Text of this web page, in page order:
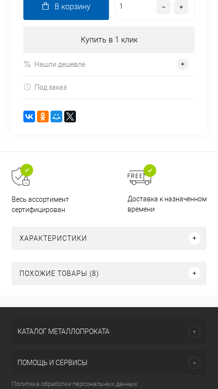
В корзину
Купить в 1 клик
Нашли дешевле
Под заказ
Весь ассортимент
сертифицирован
Доставка к назначенному
времени
ХАРАКТЕРИСТИКИ
ПОХОЖИЕ ТОВАРЫ (8)
КАТАЛОГ МЕТАЛЛОПРОКАТА
ПОМОЩЬ И СЕРВИСЫ
Политика обработки персональных данных